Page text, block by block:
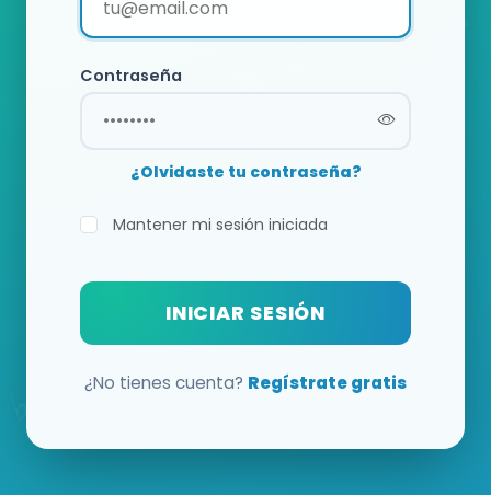
Contraseña
¿Olvidaste tu contraseña?
Mantener mi sesión iniciada
INICIAR SESIÓN
¿No tienes cuenta? Regístrate gratis